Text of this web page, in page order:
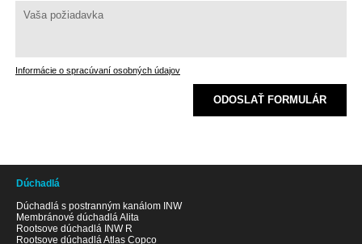
Informácie o spracúvaní osobných údajov
ODOSLAŤ FORMULÁR
Dúchadlá
Dúchadlá s postranným kanálom INW
Membránové dúchadlá Alita
Rootsove dúchadlá INW R
Rootsove dúchadlá Atlas Copco